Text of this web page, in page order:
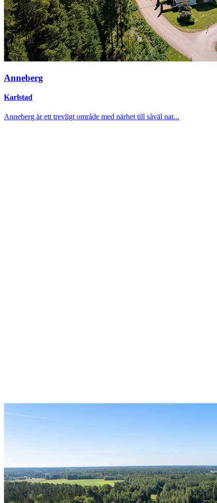
Anneberg
Karlstad
Anneberg är ett trevligt område med närhet till såväl nat...